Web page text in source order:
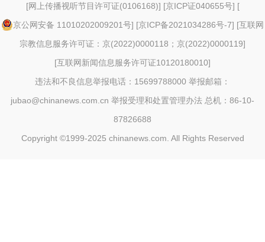
[网上传播视听节目许可证(0106168)] [京ICP证040655号] [
京公网安备 11010202009201号] [京ICP备2021034286号-7] [互联网
宗教信息服务许可证：京(2022)0000118；京(2022)0000119]
[互联网新闻信息服务许可证10120180010]
违法和不良信息举报电话：15699788000 举报邮箱：
jubao@chinanews.com.cn 举报受理和处置管理办法 总机：86-10-
87826688
Copyright ©1999-2025 chinanews.com. All Rights Reserved